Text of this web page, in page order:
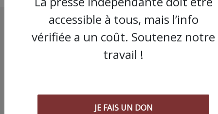
accessible à tous, mais l’info
vérifiée a un coût. Soutenez notre
travail !
JE FAIS UN DON